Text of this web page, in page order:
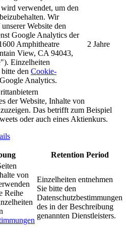
verwendet, um den
Wir
Website den
Google Analytics der
Amphitheatre
View, CA 94043,
Einzelheiten
den Cookie-
Analytics.
2 Jahre
der Website, Inhalte von
Das betrifft zum Beispiel
oder auch eines Aktienkurs.
Retention Period
von
Reihe
Einzelheiten entnehmen
Sie bitte den
Datenschutzbestimmungen
des in der Beschreibung
genannten Dienstleisters.